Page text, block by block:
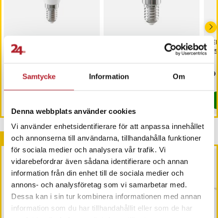
Samtycke Information Om
Denna webbplats använder cookies
Vi använder enhetsidentifierare för att anpassa innehållet
och annonserna till användarna, tillhandahålla funktioner
för sociala medier och analysera vår trafik. Vi
vidarebefordrar även sådana identifierare och annan
information från din enhet till de sociala medier och
annons- och analysföretag som vi samarbetar med.
Dessa kan i sin tur kombinera informationen med annan
information som du har tillhandahållit eller som de har
LED-Lampa E14 G45
8,5W 1000lm 3000K
:59 kr
Sista exemplaret
LED-Lampa E14 G45
4,8W 630lm 4000K
Pris:39 kr
39 kr
Andra köpte också